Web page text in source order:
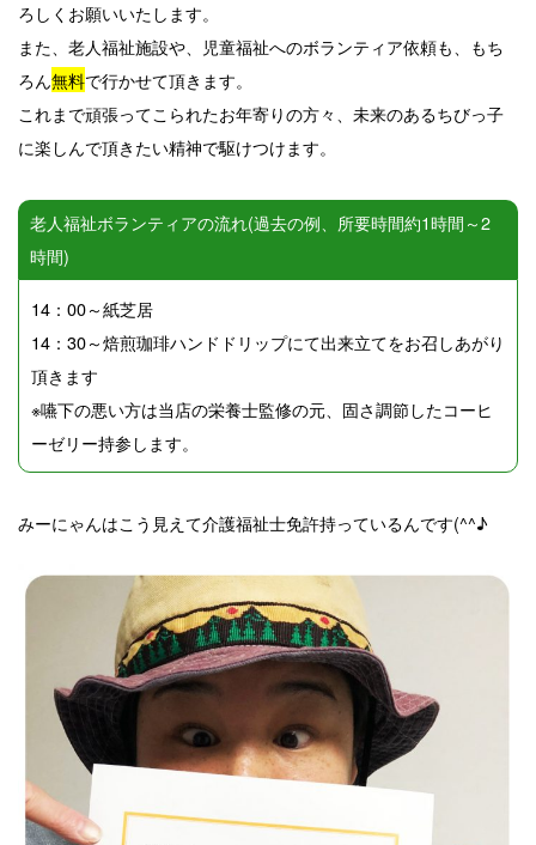
ろしくお願いいたします。
また、老人福祉施設や、児童福祉へのボランティア依頼も、もち
ろん無料で行かせて頂きます。
これまで頑張ってこられたお年寄りの方々、未来のあるちびっ子
に楽しんで頂きたい精神で駆けつけます。
老人福祉ボランティアの流れ(過去の例、所要時間約1時間～2
時間)
14：00～紙芝居
14：30～焙煎珈琲ハンドドリップにて出来立てをお召しあがり
頂きます
※嚥下の悪い方は当店の栄養士監修の元、固さ調節したコーヒ
ーゼリー持参します。
みーにゃんはこう見えて介護福祉士免許持っているんです(^^♪